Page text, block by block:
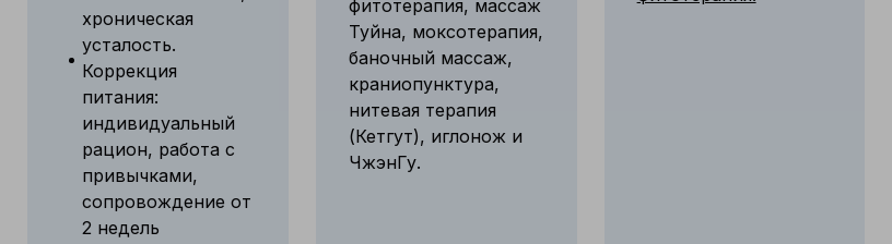
хроническая
усталость.
Коррекция
питания:
индивидуальный
рацион, работа с
привычками,
сопровождение от
2 недель
фитотерапия, массаж
Туйна, моксотерапия,
баночный массаж,
краниопунктура,
нитевая терапия
(Кетгут), иглонож и
ЧжэнГу.